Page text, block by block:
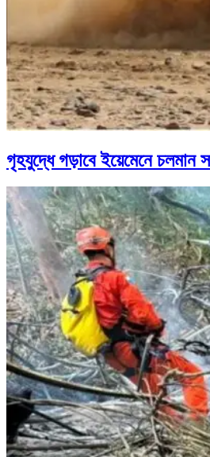
গৃহযুদ্ধে গড়াবে ইয়েমেনে চলমান